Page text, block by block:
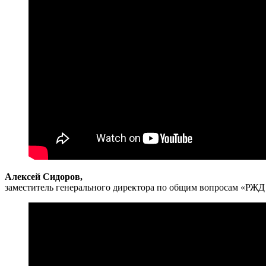
Алексей Сидоров,
заместитель генерального директора по общим вопросам